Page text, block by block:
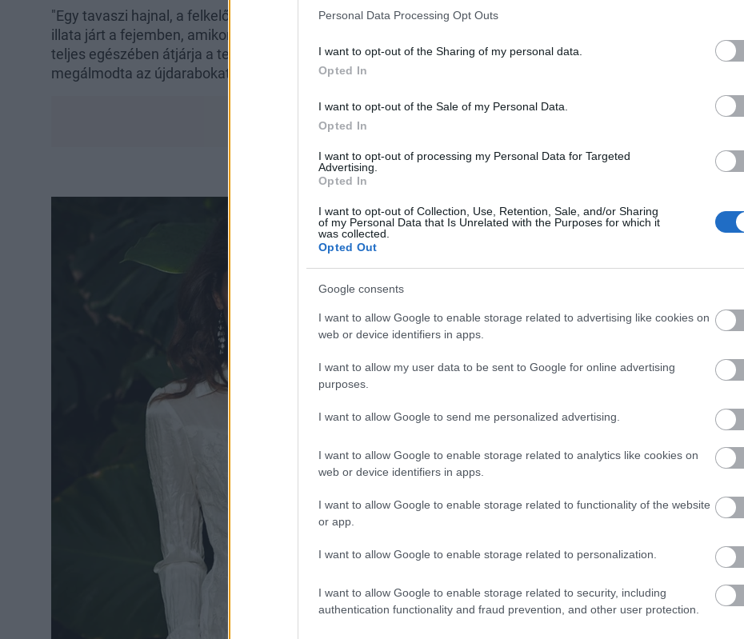
Personal Data Processing Opt Outs
I want to opt-out of the Sharing of my personal data.
Opted In
I want to opt-out of the Sale of my Personal Data.
Opted In
I want to opt-out of processing my Personal Data for Targeted
Advertising.
Opted In
I want to opt-out of Collection, Use, Retention, Sale, and/or Sharing
of my Personal Data that Is Unrelated with the Purposes for which it
was collected.
Opted Out
Google consents
I want to allow Google to enable storage related to advertising like cookies on
web or device identifiers in apps.
I want to allow my user data to be sent to Google for online advertising
purposes.
I want to allow Google to send me personalized advertising.
I want to allow Google to enable storage related to analytics like cookies on
web or device identifiers in apps.
I want to allow Google to enable storage related to functionality of the website
or app.
I want to allow Google to enable storage related to personalization.
I want to allow Google to enable storage related to security, including
authentication functionality and fraud prevention, and other user protection.
"Egy tavaszi hajnal, a felkelő nap, a csicsergő madarak és a nyíló virágok
illata járt a fejemben, amikor terveztem a kollekciót, így a darabok színeit és formáit
teljes egészében átjárja a természet üdesége" - mesélt a kollekcióról, Dankó Ágnes, aki
megálmodta az újdarabokat.